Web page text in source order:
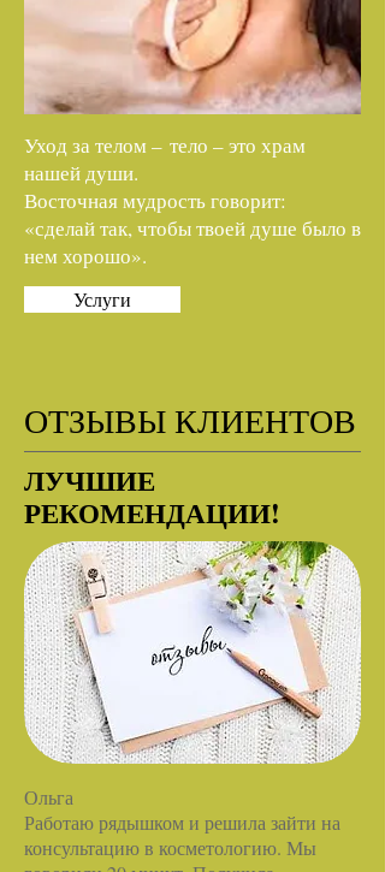
Уход за телом – тело – это храм
нашей души.
Восточная мудрость говорит:
«сделай так, чтобы твоей душе было в
нем хорошо».
Услуги
ОТЗЫВЫ КЛИЕНТОВ
ЛУЧШИЕ
РЕКОМЕНДАЦИИ!
Ольга
Работаю рядышком и решила зайти на
консультацию в косметологию. Мы